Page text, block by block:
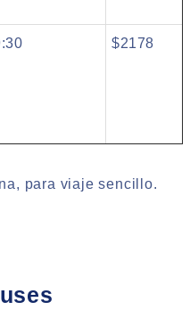
$2178
para viaje sencillo.